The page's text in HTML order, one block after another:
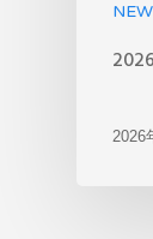
2026